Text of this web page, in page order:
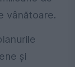
vânătoare.
și